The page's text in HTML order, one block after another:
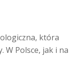
która
W Polsce, jak i na